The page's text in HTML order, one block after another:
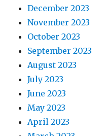
December 2023
November 2023
October 2023
September 2023
August 2023
July 2023
June 2023
May 2023
April 2023